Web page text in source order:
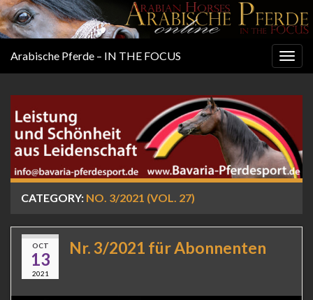
Arabische Pferde – IN THE FOCUS
CATEGORY: NO. 3/2021 (VOL. 27)
OCT
13
2021
Nr. 3/2021 für Abonnenten